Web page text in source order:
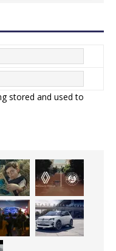
stored and used to